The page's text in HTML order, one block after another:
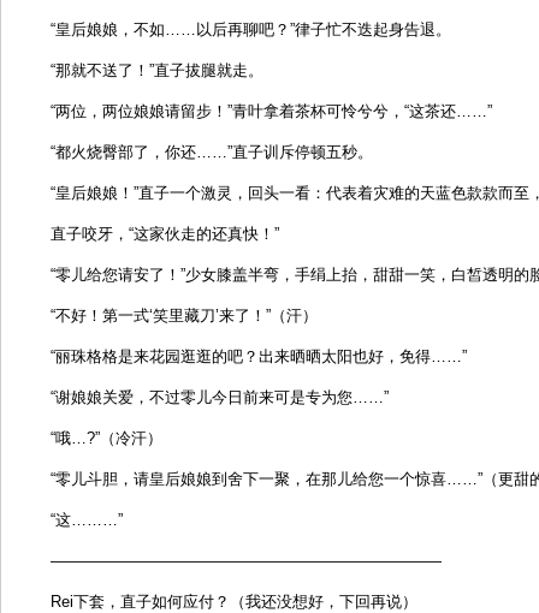
“皇后娘娘，不如……以后再聊吧？”律子忙不迭起身告退。
“那就不送了！”直子拔腿就走。
“两位，两位娘娘请留步！”青叶拿着茶杯可怜兮兮，“这茶还……”
“都火烧臀部了，你还……”直子训斥停顿五秒。
“皇后娘娘！”直子一个激灵，回头一看：代表着灾难的天蓝色款款而
直子咬牙，“这家伙走的还真快！”
“零儿给您请安了！”少女膝盖半弯，手绢上抬，甜甜一笑，白皙透明的
“不好！第一式‘笑里藏刀’来了！”（汗）
“丽珠格格是来花园逛逛的吧？出来晒晒太阳也好，免得……”
“谢娘娘关爱，不过零儿今日前来可是专为您……”
“哦…?”（冷汗）
“零儿斗胆，请皇后娘娘到舍下一聚，在那儿给您一个惊喜……”（更甜
“这………”
—————————————————————————
Rei下套，直子如何应付？（我还没想好，下回再说）